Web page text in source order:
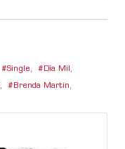
Single, Día Mil ,
, Brenda Martin,